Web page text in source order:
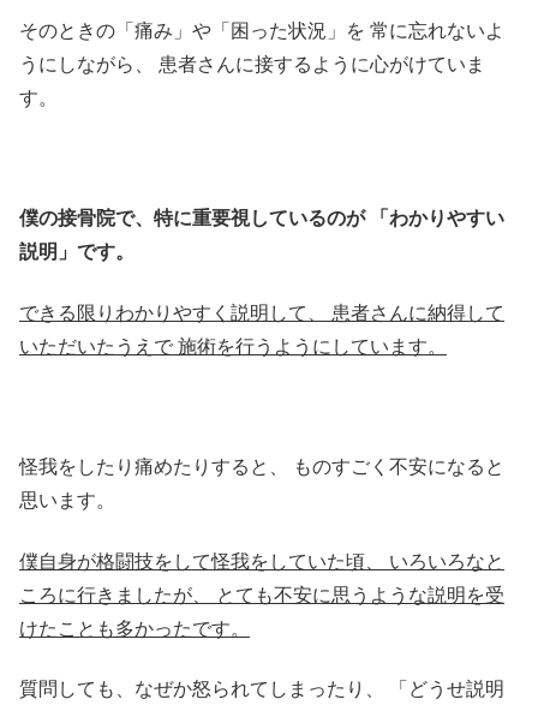
そのときの「痛み」や「困った状況」を 常に忘れないよ
うにしながら、
患者さんに接するように心がけていま
す。
僕の接骨院で、特に重要視しているのが「わかりやすい
説明」です。
できる限りわかりやすく説明して、
患者さんに納得して
いただいたうえで 施術を行うようにしています。
怪我をしたり痛めたりすると、
ものすごく不安になると
思います。
僕自身が格闘技をして怪我をしていた頃、
いろいろなと
ころに行きましたが、
とても不安に思うような説明を受
けたことも多かったです。
質問しても、なぜか怒られてしまったり、
「どうせ説明